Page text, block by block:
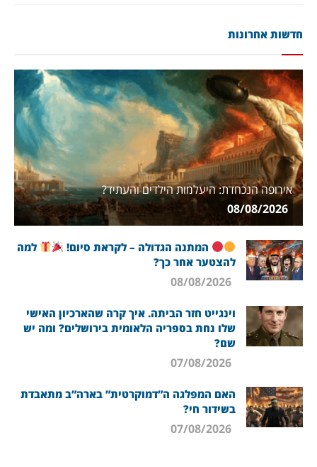
חדשות אחרונות
אירופה הנכחדת: היעלמות הילדים והעתיד?
המתנה הגדולה – לקראת סיום!
למה
להצטער אחר כך?
וינגייט חזר הביתה. איך קרה שהארכיון האישי
שלו נחת בספריה הלאומית בירושלים? ומה יש
שם?
האם המפלגה ה”דמוקרטית” בארה”ב מתאבדת
בשידור חי?